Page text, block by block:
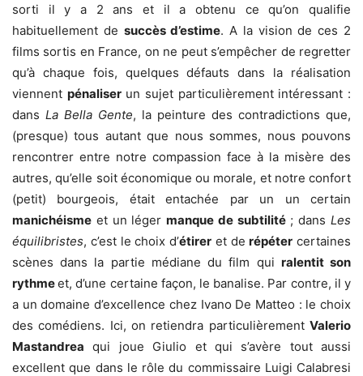
sorti il y a 2 ans et il a obtenu ce qu’on qualifie
habituellement de succès d’estime. A la vision de ces 2
films sortis en France, on ne peut s’empêcher de regretter
qu’à chaque fois, quelques défauts dans la réalisation
viennent pénaliserun sujet particulièrement intéressant :
dans La Bella Gente, la peinture des contradictions que,
(presque) tous autant que nous sommes, nous pouvons
rencontrer entre notre compassion face à la misère des
autres, qu’elle soit économique ou morale, et notre confort
(petit) bourgeois, était entachée par un un certain
manichéisme et un légermanque de subtilité; dansLes
équilibristes, c’est le choix d’étirer et derépéter certaines
scènes dans la partie médiane du film qui ralentit son
rythmeet, d’une certaine façon, le banalise. Par contre, il y
a un domaine d’excellence chez Ivano De Matteo : le choix
des comédiens. Ici, on retiendra particulièrement Valerio
Mastandrea qui joue Giulio et qui s’avère tout aussi
excellent que dans le rôle du commissaire Luigi Calabresi